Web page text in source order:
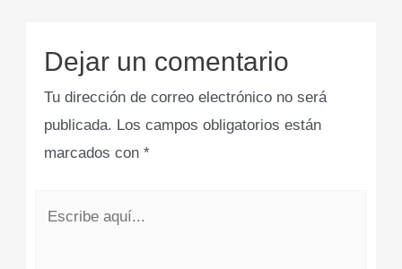
Dejar un comentario
Tu dirección de correo electrónico no será
publicada. Los campos obligatorios están
marcados con*